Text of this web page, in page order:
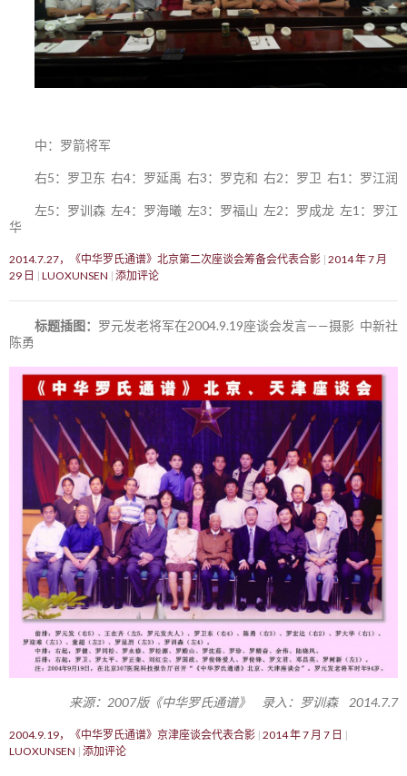
中：罗箭将军
右5：罗卫东 右4：罗延禹 右3：罗克和 右2：罗卫 右1：罗江润
左5：罗训森 左4：罗海曦 左3：罗福山 左2：罗成龙 左1：罗江
华
2014.7.27，《中华罗氏通谱》北京第二次座谈会筹备会代表合影 2014 年 7 月
29 日
LUOXUNSEN 添加评论
标题插图： 罗元发老将军在2004.9.19座谈会发言——摄影 中新社
陈勇
来源：2007版《中华罗氏通谱》 录入：罗训森 2014.7.7
2004.9.19，《中华罗氏通谱》京津座谈会代表合影 2014 年 7 月 7 日
LUOXUNSEN 添加评论